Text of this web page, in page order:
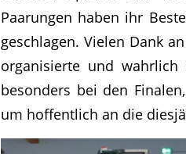
Paarungen haben ihr
geschlagen. Vielen Dank
organisierte und wahrlich
besonders bei den
um hoffentlich an die